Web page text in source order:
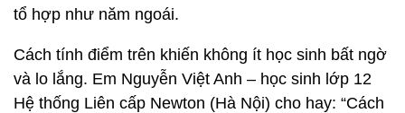
tổ hợp như năm ngoái.
Cách tính điểm trên khiến không ít học sinh bất ngờ
và lo lắng. Em Nguyễn Việt Anh – học sinh lớp 12
Hệ thống Liên cấp Newton (Hà Nội) cho hay: “Cách